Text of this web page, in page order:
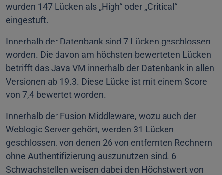
wurden 147 Lücken als „High“ oder „Critical“
eingestuft.
Innerhalb der Datenbank sind 7 Lücken geschlossen
worden. Die davon am höchsten bewerteten Lücken
betrifft das Java VM innerhalb der Datenbank in allen
Versionen ab 19.3. Diese Lücke ist mit einem Score
von 7,4 bewertet worden.
Innerhalb der Fusion Middleware, wozu auch der
Weblogic Server gehört, werden 31 Lücken
geschlossen, von denen 26 von entfernten Rechnern
ohne Authentifizierung auszunutzen sind. 6
Schwachstellen weisen dabei den Höchstwert von